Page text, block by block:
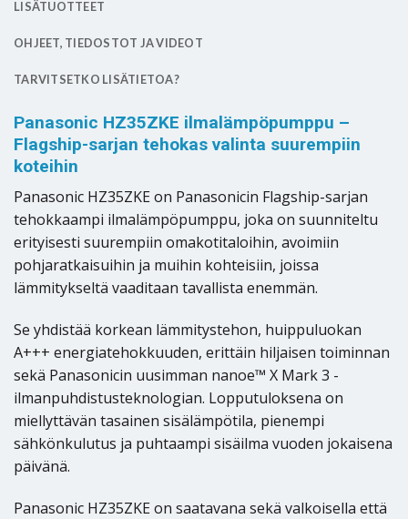
LISÄTUOTTEET
OHJEET, TIEDOSTOT JA VIDEOT
TARVITSETKO LISÄTIETOA?
Panasonic HZ35ZKE ilmalämpöpumppu –
Flagship-sarjan tehokas valinta suurempiin
koteihin
Panasonic HZ35ZKE on Panasonicin Flagship-sarjan
tehokkaampi ilmalämpöpumppu, joka on suunniteltu
erityisesti suurempiin omakotitaloihin, avoimiin
pohjaratkaisuihin ja muihin kohteisiin, joissa
lämmitykseltä vaaditaan tavallista enemmän.
Se yhdistää korkean lämmitystehon, huippuluokan
A+++ energiatehokkuuden, erittäin hiljaisen toiminnan
sekä Panasonicin uusimman nanoe™ X Mark 3 -
ilmanpuhdistusteknologian. Lopputuloksena on
miellyttävän tasainen sisälämpötila, pienempi
sähkönkulutus ja puhtaampi sisäilma vuoden jokaisena
päivänä.
Panasonic HZ35ZKE on saatavana sekä valkoisella että